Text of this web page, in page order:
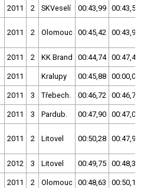
2011 2 SKVeselí 00:43,99 00:43,56
2011 2 Olomouc 00:45,42 00:43,93
2011 2 KK Brand 00:44,74 00:47,41
2011 Kralupy 00:45,88 00:00,00
2011 3 Třebech. 00:46,72 00:46,73
2011 3 Pardub. 00:47,90 00:47,04
2011 2 Litovel 00:50,28 00:47,98
2012 3 Litovel 00:49,75 00:48,39
2011 2 Olomouc 00:48,63 00:50,13